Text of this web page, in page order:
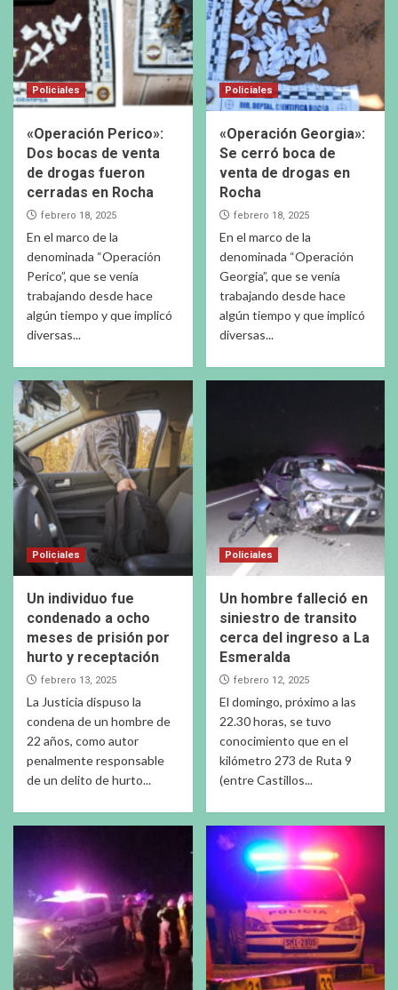
Policiales
«Operación Perico»:
Dos bocas de venta
de drogas fueron
cerradas en Rocha
febrero 18, 2025
En el marco de la
denominada “Operación
Perico”, que se venía
trabajando desde hace
algún tiempo y que implicó
diversas...
Policiales
«Operación Georgia»:
Se cerró boca de
venta de drogas en
Rocha
febrero 18, 2025
En el marco de la
denominada “Operación
Georgia”, que se venía
trabajando desde hace
algún tiempo y que implicó
diversas...
Policiales
Un individuo fue
condenado a ocho
meses de prisión por
hurto y receptación
febrero 13, 2025
La Justicia dispuso la
condena de un hombre de
22 años, como autor
penalmente responsable
de un delito de hurto...
Policiales
Un hombre falleció en
siniestro de transito
cerca del ingreso a La
Esmeralda
febrero 12, 2025
El domingo, próximo a las
22.30 horas, se tuvo
conocimiento que en el
kilómetro 273 de Ruta 9
(entre Castillos...